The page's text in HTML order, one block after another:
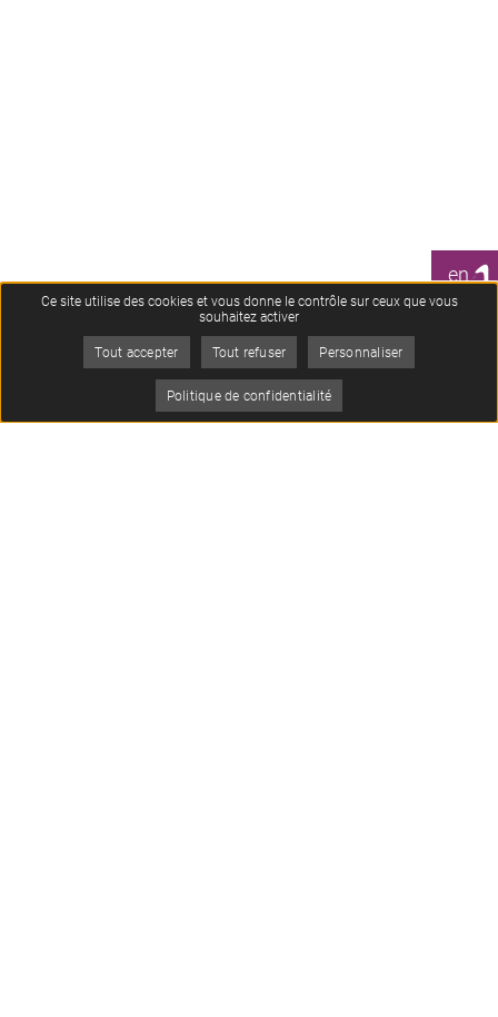
en 1
Ce site utilise des cookies et vous donne le contrôle sur ceux que vous
souhaitez activer
Tout accepter Tout refuser Personnaliser
Politique de confidentialité